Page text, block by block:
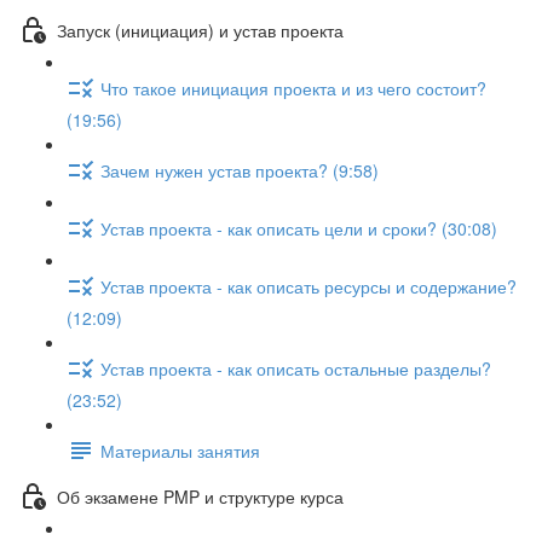
Запуск (инициация) и устав проекта
Что такое инициация проекта и из чего состоит?
(19:56)
Зачем нужен устав проекта? (9:58)
Устав проекта - как описать цели и сроки? (30:08)
Устав проекта - как описать ресурсы и содержание?
(12:09)
Устав проекта - как описать остальные разделы?
(23:52)
Материалы занятия
Об экзамене PMP и структуре курса